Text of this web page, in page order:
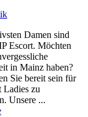
Damen sind
Escort. Möchten
in Mainz haben?
Sie bereit sein für
Ladies zu
Unsere ...